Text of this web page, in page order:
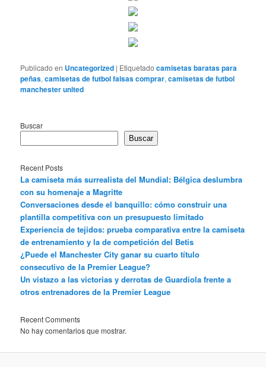
Publicado en Uncategorized | Etiquetado camisetas baratas para
peñas,camisetas de futbol falsas comprar,camisetas de futbol
manchester united
Buscar
Buscar
Recent Posts
La camiseta más surrealista del Mundial: Bélgica deslumbra
con su homenaje a Magritte
Conversaciones desde el banquillo: cómo construir una
plantilla competitiva con un presupuesto limitado
Experiencia de tejidos: prueba comparativa entre la camiseta
de entrenamiento y la de competición del Betis
¿Puede el Manchester City ganar su cuarto título
consecutivo de la Premier League?
Un vistazo a las victorias y derrotas de Guardiola frente a
otros entrenadores de la Premier League
Recent Comments
No hay comentarios que mostrar.